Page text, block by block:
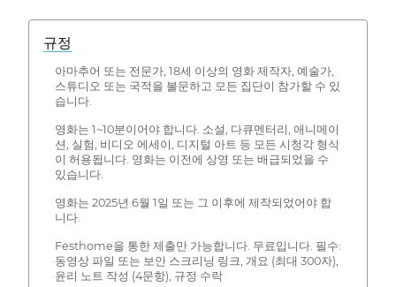
규정
아마추어 또는 전문가, 18세 이상의 영화 제작자, 예술가,
스튜디오 또는 국적을 불문하고 모든 집단이 참가할 수 있
습니다.
영화는 1~10분이어야 합니다. 소설, 다큐멘터리, 애니메이
션, 실험, 비디오 에세이, 디지털 아트 등 모든 시청각 형식
이 허용됩니다. 영화는 이전에 상영 또는 배급되었을 수
있습니다.
영화는 2025년 6월 1일 또는 그 이후에 제작되었어야 합
니다.
Festhome을 통한 제출만 가능합니다. 무료입니다. 필수:
동영상 파일 또는 보안 스크리닝 링크, 개요 (최대 300자),
윤리 노트 작성 (4문항), 규정 수락